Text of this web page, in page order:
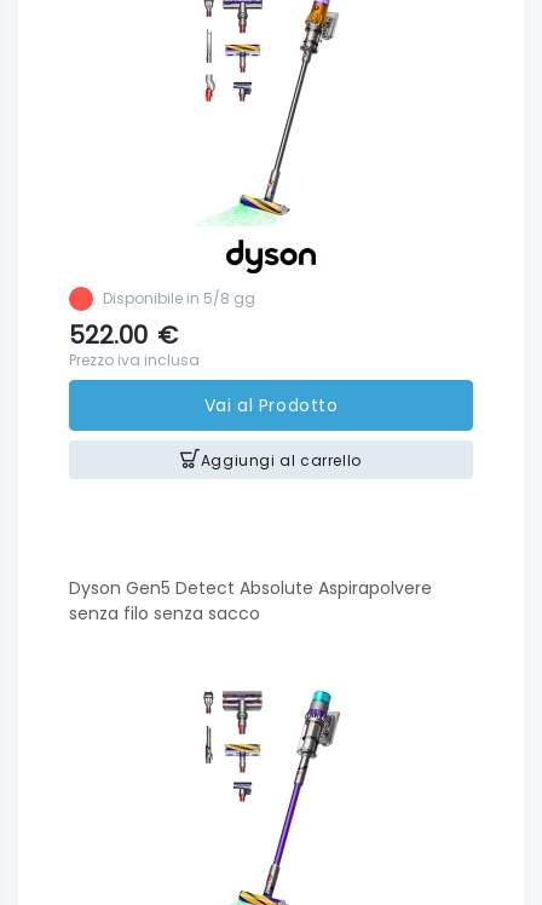
Disponibile in 5/8 gg
522.00 €
Prezzo iva inclusa
Vai al Prodotto
Aggiungi al carrello
Dyson Gen5 Detect Absolute Aspirapolvere
senza filo senza sacco